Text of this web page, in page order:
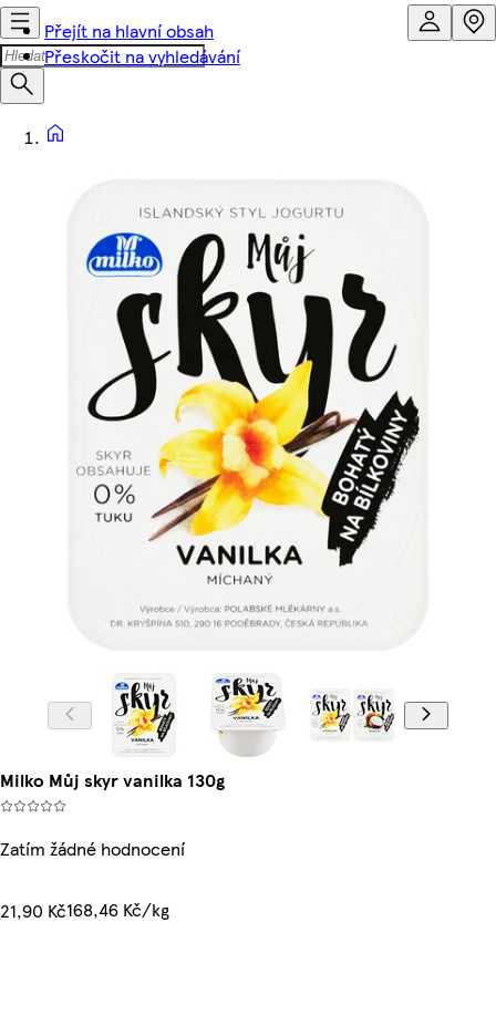
Přejít na hlavní obsah
Přeskočit na vyhledávání
Milko Můj skyr vanilka 130g
Zatím žádné hodnocení
21,90 Kč168,46 Kč/kg